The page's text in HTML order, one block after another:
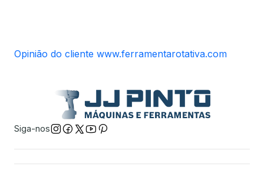
Opinião do cliente www.ferramentarotativa.com
Siga-nos